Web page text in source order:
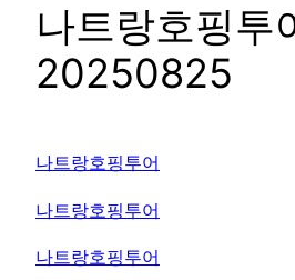
나트랑호핑투
20250825
나트랑호핑투어
나트랑호핑투어
나트랑호핑투어